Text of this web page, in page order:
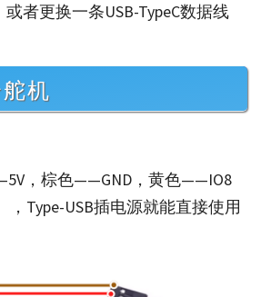
者更换一条USB-TypeC数据线
机
，棕色——GND，黄色——IO8
，Type-USB插电源就能直接使用